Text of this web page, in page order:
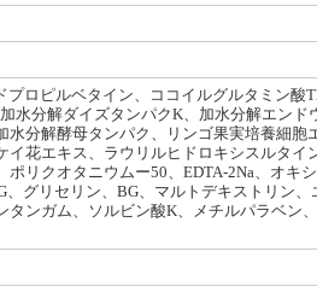
ロピルベタイン、ココイルグルタミン
水分解ダイズタンパクK、加水分解エン
分解酵母タンパク、リンゴ果実培養細
花エキス、ラウリルヒドロキシスルタイ
リクオタニウムー50、EDTA-2Na、オキ
、グリセリン、BG、マルトデキストリン
タンガム、ソルビン酸K、メチルパラベン